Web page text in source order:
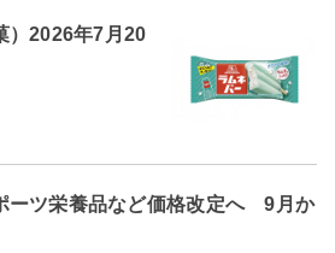
）2026年7月20
ーツ栄養品など価格改定へ 9月か